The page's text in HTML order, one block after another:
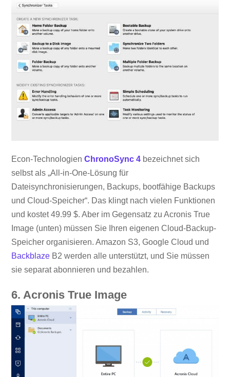
Econ-TechnologienChronoSync 4 bezeichnet sich
selbst als „All-in-One-Lösung für
Dateisynchronisierungen, Backups, bootfähige Backups
und Cloud-Speicher“. Das klingt nach vielen Funktionen
und kostet 49.99 $. Aber im Gegensatz zu Acronis True
Image (unten) müssen Sie Ihren eigenen Cloud-Backup-
Speicher organisieren. Amazon S3, Google Cloud und
Backblaze B2 werden alle unterstützt, und Sie müssen
sie separat abonnieren und bezahlen.
6. Acronis True Image